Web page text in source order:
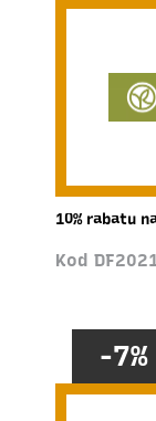
10% rabatu
Kod
-7%